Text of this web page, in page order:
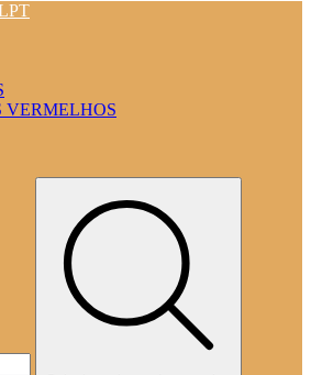
VERMELHOS